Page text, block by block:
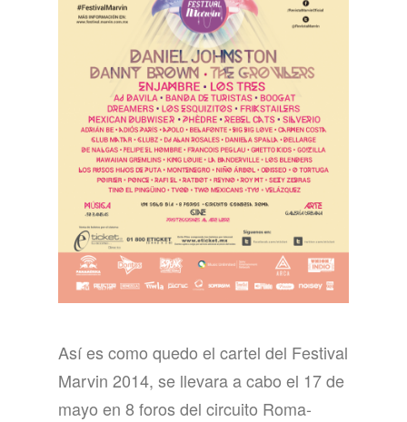
Así es como quedo el cartel del Festival
Marvin 2014, se llevara a cabo el 17 de
mayo en 8 foros del circuito Roma-